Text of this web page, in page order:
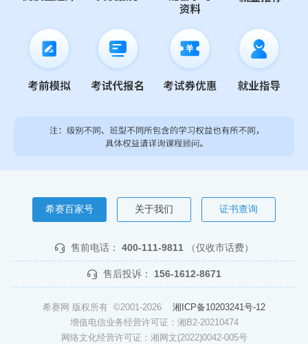
希赛百家号 关于我们 证书查询
售前电话： 400-111-9811 （仅收市话费）
售后投诉： 156-1612-8671
希赛网 版权所有 ©2001-2026 湘ICP备10203241号-12
增值电信业务经营许可证：湘B2-20210474
网络文化经营许可证：湘网文(2022)0042-005号